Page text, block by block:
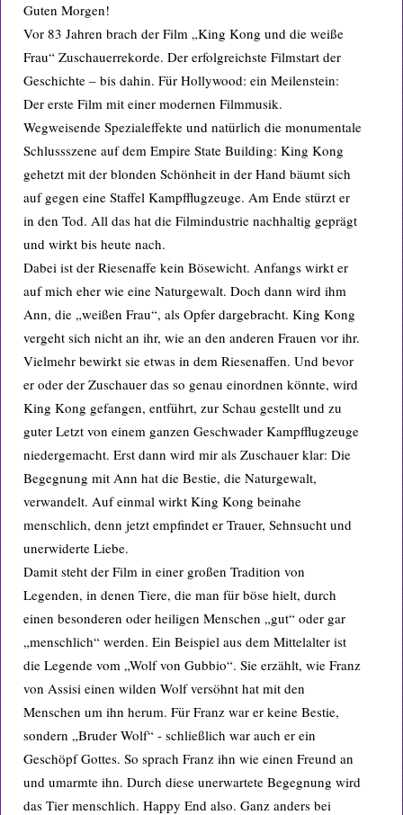
Guten Morgen!
Vor 83 Jahren brach der Film „King Kong und die weiße
Frau“ Zuschauerrekorde. Der erfolgreichste Filmstart der
Geschichte – bis dahin. Für Hollywood: ein Meilenstein:
Der erste Film mit einer modernen Filmmusik.
Wegweisende Spezialeffekte und natürlich die monumentale
Schlussszene auf dem Empire State Building: King Kong
gehetzt mit der blonden Schönheit in der Hand bäumt sich
auf gegen eine Staffel Kampfflugzeuge. Am Ende stürzt er
in den Tod. All das hat die Filmindustrie nachhaltig geprägt
und wirkt bis heute nach.
Dabei ist der Riesenaffe kein Bösewicht. Anfangs wirkt er
auf mich eher wie eine Naturgewalt. Doch dann wird ihm
Ann, die „weißen Frau“, als Opfer dargebracht. King Kong
vergeht sich nicht an ihr, wie an den anderen Frauen vor ihr.
Vielmehr bewirkt sie etwas in dem Riesenaffen. Und bevor
er oder der Zuschauer das so genau einordnen könnte, wird
King Kong gefangen, entführt, zur Schau gestellt und zu
guter Letzt von einem ganzen Geschwader Kampfflugzeuge
niedergemacht. Erst dann wird mir als Zuschauer klar: Die
Begegnung mit Ann hat die Bestie, die Naturgewalt,
verwandelt. Auf einmal wirkt King Kong beinahe
menschlich, denn jetzt empfindet er Trauer, Sehnsucht und
unerwiderte Liebe.
Damit steht der Film in einer großen Tradition von
Legenden, in denen Tiere, die man für böse hielt, durch
einen besonderen oder heiligen Menschen „gut“ oder gar
„menschlich“ werden. Ein Beispiel aus dem Mittelalter ist
die Legende vom „Wolf von Gubbio“. Sie erzählt, wie Franz
von Assisi einen wilden Wolf versöhnt hat mit den
Menschen um ihn herum. Für Franz war er keine Bestie,
sondern „Bruder Wolf“ - schließlich war auch er ein
Geschöpf Gottes. So sprach Franz ihn wie einen Freund an
und umarmte ihn. Durch diese unerwartete Begegnung wird
das Tier menschlich. Happy End also. Ganz anders bei